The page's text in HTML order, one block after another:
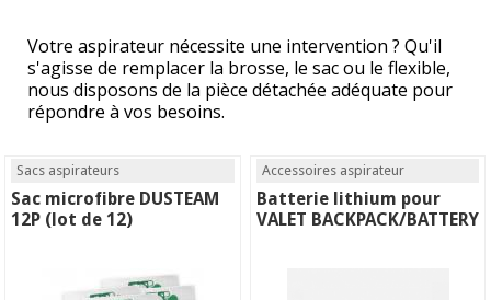
Votre aspirateur nécessite une intervention ? Qu'il
s'agisse de remplacer la brosse, le sac ou le flexible,
nous disposons de la pièce détachée adéquate pour
répondre à vos besoins.
Sacs aspirateurs
Sac microfibre DUSTEAM
12P (lot de 12)
Accessoires aspirateur
Batterie lithium pour
VALET BACKPACK/BATTERY